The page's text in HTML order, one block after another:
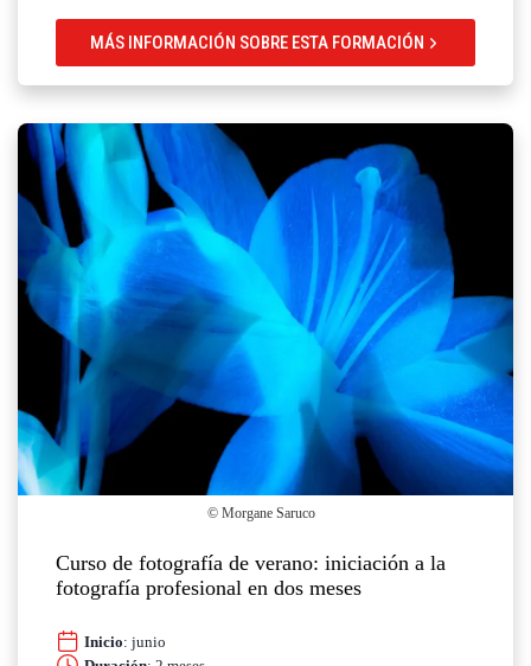
MÁS INFORMACIÓN SOBRE ESTA FORMACIÓN
© Morgane Saruco
Curso de fotografía de verano: iniciación a la
fotografía profesional en dos meses
Inicio: junio